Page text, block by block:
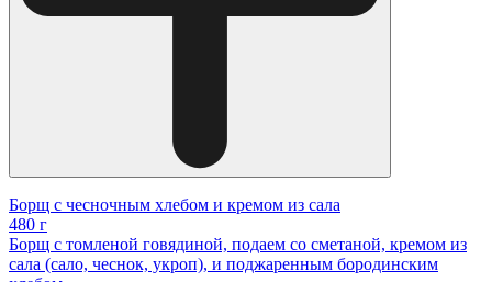
Борщ с чесночным хлебом и кремом из сала
480 г
Борщ с томленой говядиной, подаем со сметаной, кремом из
сала (сало, чеснок, укроп), и поджаренным бородинским